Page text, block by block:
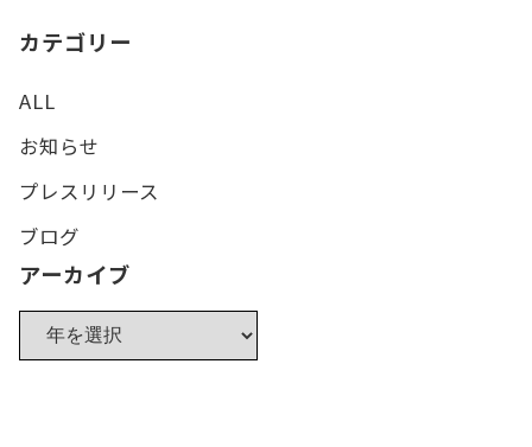
カテゴリー
ALL
お知らせ
プレスリリース
ブログ
アーカイブ